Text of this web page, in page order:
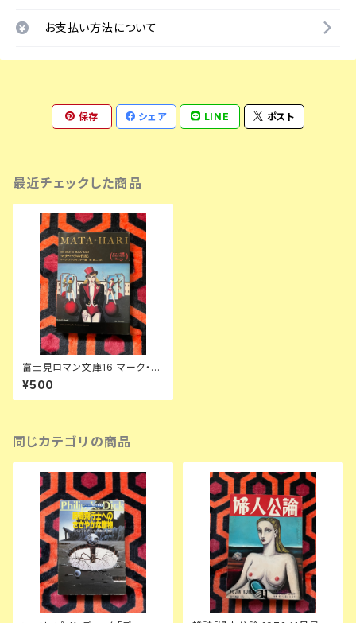
お支払い方法について
保存 シェア LINE ポスト
最近チェックした商品
富士見ロマン文庫16 マーク・ア
レクサンダー編「マタ・ハリの日
記」奏新ニ訳 装幀:金子國義 富
士見書房
¥500
同じカテゴリの商品